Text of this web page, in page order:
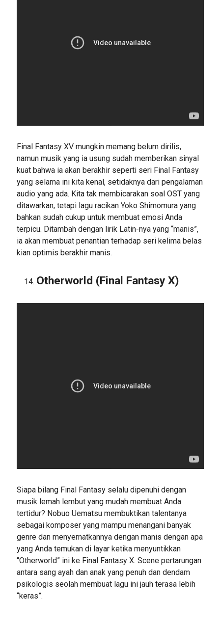
Final Fantasy XV mungkin memang belum dirilis,
namun musik yang ia usung sudah memberikan sinyal
kuat bahwa ia akan berakhir seperti seri Final Fantasy
yang selama ini kita kenal, setidaknya dari pengalaman
audio yang ada. Kita tak membicarakan soal OST yang
ditawarkan, tetapi lagu racikan Yoko Shimomura yang
bahkan sudah cukup untuk membuat emosi Anda
terpicu. Ditambah dengan lirik Latin-nya yang “manis”,
ia akan membuat penantian terhadap seri kelima belas
kian optimis berakhir manis.
Otherworld (Final Fantasy X)
Siapa bilang Final Fantasy selalu dipenuhi dengan
musik lemah lembut yang mudah membuat Anda
tertidur? Nobuo Uematsu membuktikan talentanya
sebagai komposer yang mampu menangani banyak
genre dan menyematkannya dengan manis dengan apa
yang Anda temukan di layar ketika menyuntikkan
“Otherworld” ini ke Final Fantasy X. Scene pertarungan
antara sang ayah dan anak yang penuh dan dendam
psikologis seolah membuat lagu ini jauh terasa lebih
“keras”.